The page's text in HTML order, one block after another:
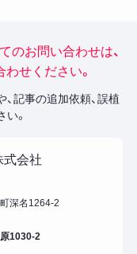
のお問い合わせは、
せください。
記事の追加依頼、誤植
。
式会社
深名1264-2
1030-2